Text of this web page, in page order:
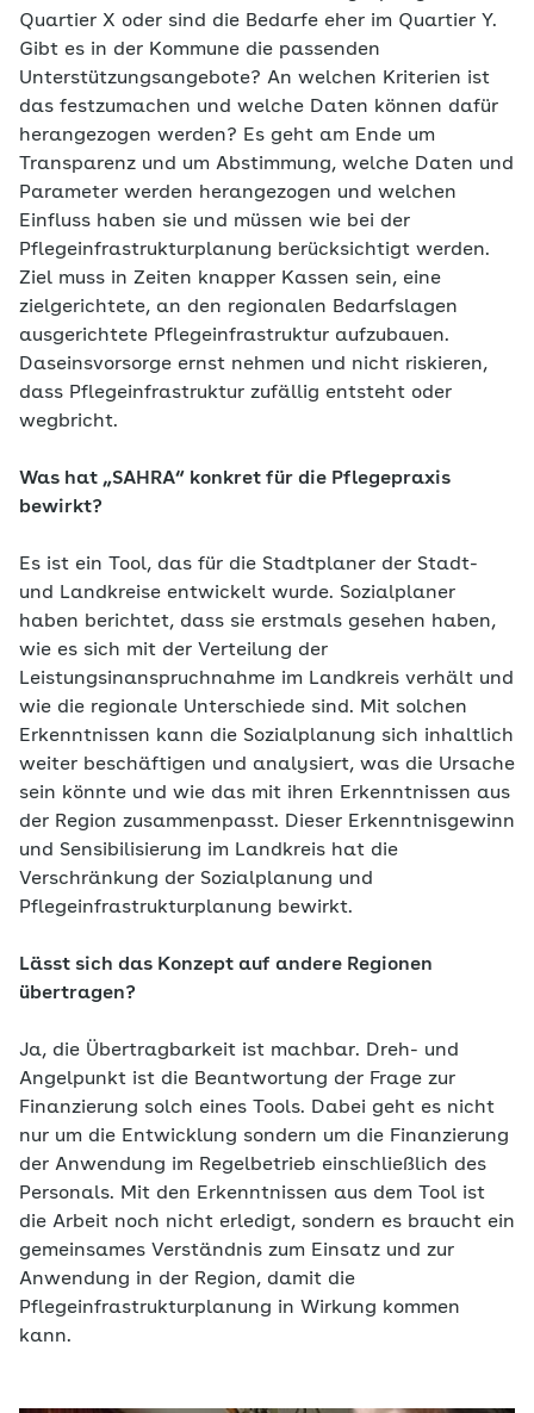
Quartier X oder sind die Bedarfe eher im Quartier Y.
Gibt es in der Kommune die passenden
Unterstützungsangebote? An welchen Kriterien ist
das festzumachen und welche Daten können dafür
herangezogen werden? Es geht am Ende um
Transparenz und um Abstimmung, welche Daten und
Parameter werden herangezogen und welchen
Einfluss haben sie und müssen wie bei der
Pflegeinfrastrukturplanung berücksichtigt werden.
Ziel muss in Zeiten knapper Kassen sein, eine
zielgerichtete, an den regionalen Bedarfslagen
ausgerichtete Pflegeinfrastruktur aufzubauen.
Daseinsvorsorge ernst nehmen und nicht riskieren,
dass Pflegeinfrastruktur zufällig entsteht oder
wegbricht.
Was hat „SAHRA“ konkret für die Pflegepraxis
bewirkt?
Es ist ein Tool, das für die Stadtplaner der Stadt-
und Landkreise entwickelt wurde. Sozialplaner
haben berichtet, dass sie erstmals gesehen haben,
wie es sich mit der Verteilung der
Leistungsinanspruchnahme im Landkreis verhält und
wie die regionale Unterschiede sind. Mit solchen
Erkenntnissen kann die Sozialplanung sich inhaltlich
weiter beschäftigen und analysiert, was die Ursache
sein könnte und wie das mit ihren Erkenntnissen aus
der Region zusammenpasst. Dieser Erkenntnisgewinn
und Sensibilisierung im Landkreis hat die
Verschränkung der Sozialplanung und
Pflegeinfrastrukturplanung bewirkt.
Lässt sich das Konzept auf andere Regionen
übertragen?
Ja, die Übertragbarkeit ist machbar. Dreh- und
Angelpunkt ist die Beantwortung der Frage zur
Finanzierung solch eines Tools. Dabei geht es nicht
nur um die Entwicklung sondern um die Finanzierung
der Anwendung im Regelbetrieb einschließlich des
Personals. Mit den Erkenntnissen aus dem Tool ist
die Arbeit noch nicht erledigt, sondern es braucht ein
gemeinsames Verständnis zum Einsatz und zur
Anwendung in der Region, damit die
Pflegeinfrastrukturplanung in Wirkung kommen
kann.